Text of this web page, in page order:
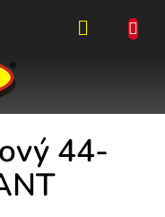
44-